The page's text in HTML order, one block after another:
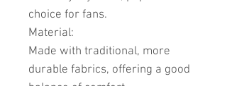
choice for fans.
Material:
Made with traditional, more
durable fabrics, offering a good